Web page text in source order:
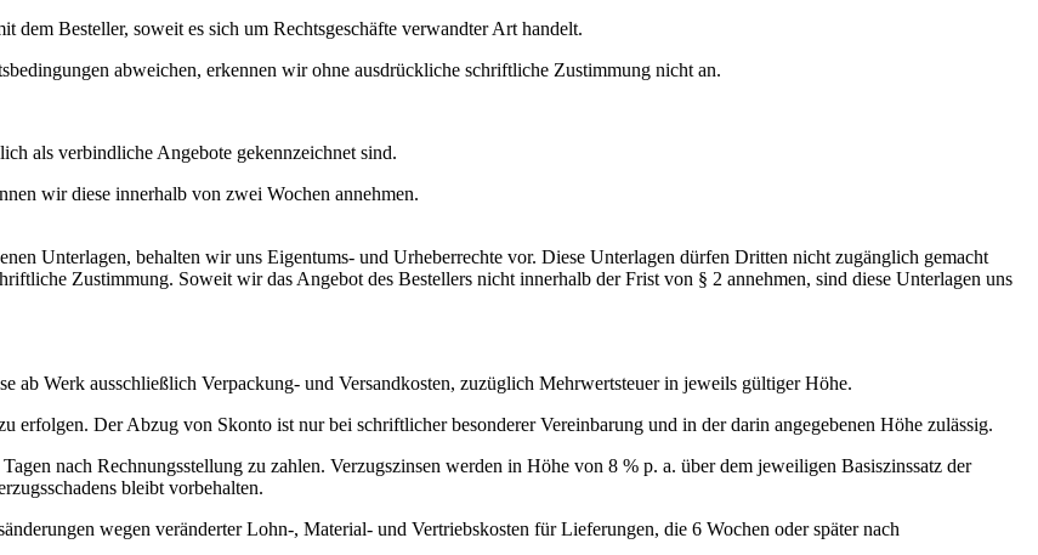
Besteller, soweit es sich um Rechtsgeschäfte verwandter Art handelt.
abweichen, erkennen wir ohne ausdrückliche schriftliche Zustimmung nicht an.
als verbindliche Angebote gekennzeichnet sind.
wir diese innerhalb von zwei Wochen annehmen.
Unterlagen, behalten wir uns Eigentums- und Urheberrechte vor. Diese Unterlagen dürfen Dritten nicht zugänglich gemacht
Zustimmung. Soweit wir das Angebot des Bestellers nicht innerhalb der Frist von § 2 annehmen, sind diese Unterlagen uns
ab Werk ausschließlich Verpackung- und Versandkosten, zuzüglich Mehrwertsteuer in jeweils gültiger Höhe.
erfolgen. Der Abzug von Skonto ist nur bei schriftlicher besonderer Vereinbarung und in der darin angegebenen Höhe zulässig.
nach Rechnungsstellung zu zahlen. Verzugszinsen werden in Höhe von 8 % p. a. über dem jeweiligen Basiszinssatz der
bleibt vorbehalten.
wegen veränderter Lohn-, Material- und Vertriebskosten für Lieferungen, die 6 Wochen oder später nach